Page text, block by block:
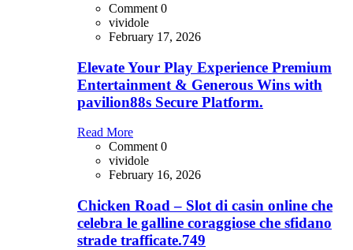
Comment 0
vividole
February 17, 2026
Elevate Your Play Experience Premium
Entertainment & Generous Wins with
pavilion88s Secure Platform.
Read More
Comment 0
vividole
February 16, 2026
Chicken Road – Slot di casin online che
celebra le galline coraggiose che sfidano
strade trafficate.749